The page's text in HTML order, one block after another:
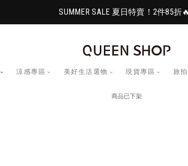
SUMMER SALE 夏日特賣！2件85折🔥
涼感專區 美好生活選物 現貨專區 旅
商品已下架